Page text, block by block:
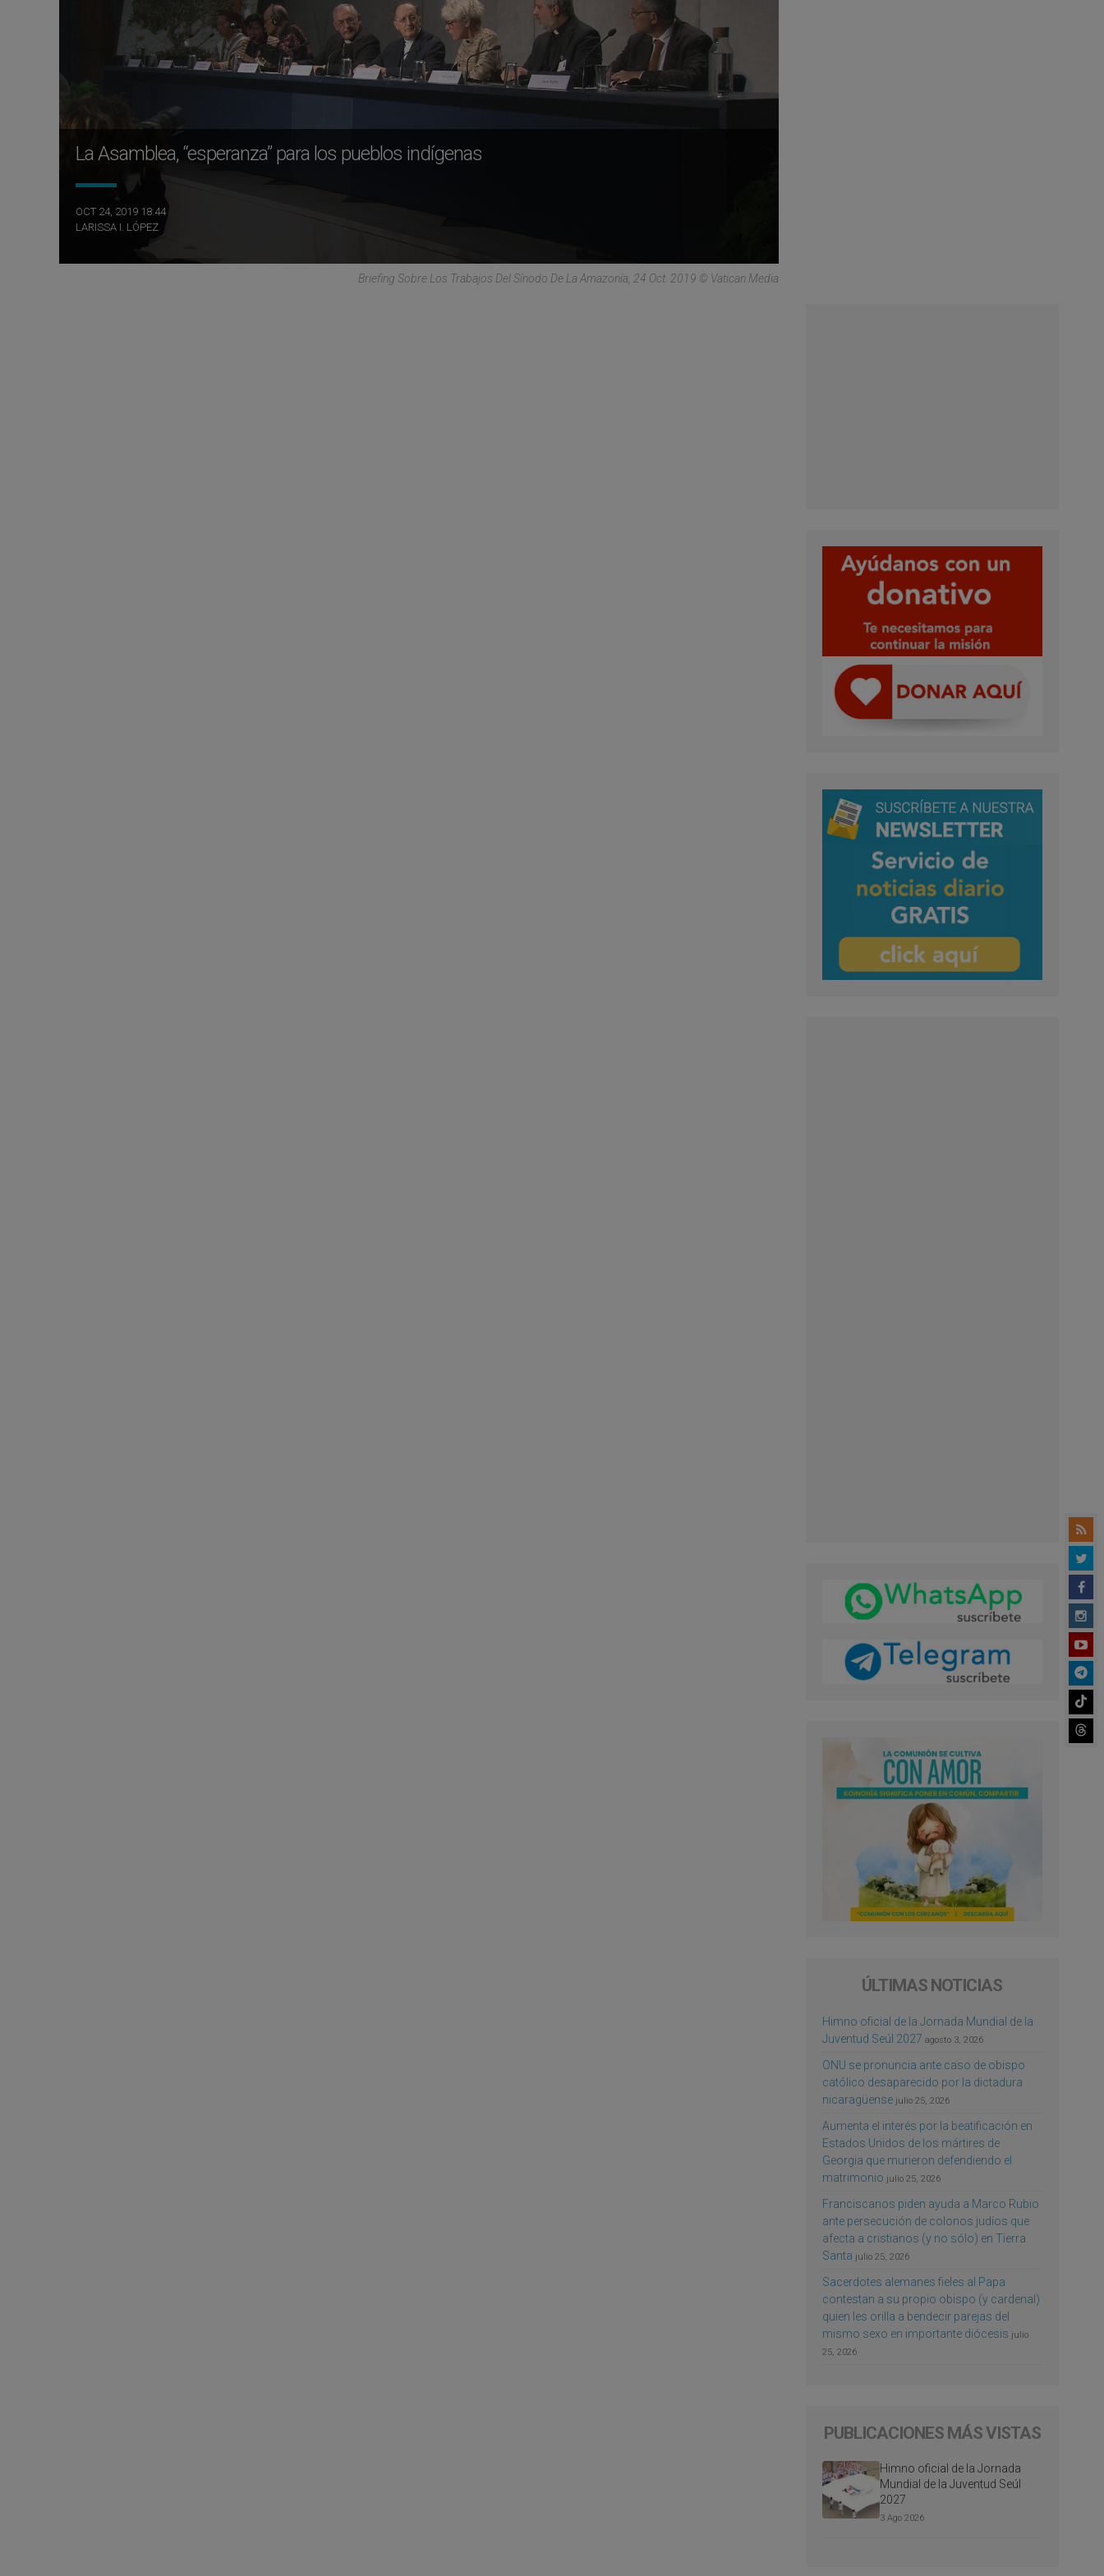
La Asamblea, “esperanza” para los pueblos indígenas
OCT 24, 2019 18:44
LARISSA I. LÓPEZ
Briefing Sobre Los Trabajos Del Sínodo De La Amazonía, 24 Oct. 2019 © Vatican Media
ÚLTIMAS NOTICIAS
Himno oficial de la Jornada Mundial de la
Juventud Seúl 2027 agosto 3, 2026
ONU se pronuncia ante caso de obispo
católico desaparecido por la dictadura
nicaragüense julio 25, 2026
Aumenta el interés por la beatificación en
Estados Unidos de los mártires de
Georgia que murieron defendiendo el
matrimonio julio 25, 2026
Franciscanos piden ayuda a Marco Rubio
ante persecución de colonos judíos que
afecta a cristianos (y no sólo) en Tierra
Santa julio 25, 2026
Sacerdotes alemanes fieles al Papa
contestan a su propio obispo (y cardenal)
quien les orilla a bendecir parejas del
mismo sexo en importante diócesis julio
25, 2026
PUBLICACIONES MÁS VISTAS
Himno oficial de la Jornada
Mundial de la Juventud Seúl
2027
3 Ago 2026